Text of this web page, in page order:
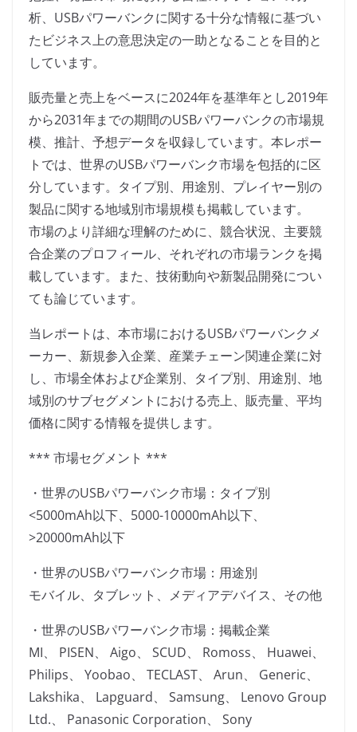
析、USBパワーバンクに関する十分な情報に基づい
たビジネス上の意思決定の一助となることを目的と
しています。
販売量と売上をベースに2024年を基準年とし2019年
から2031年までの期間のUSBパワーバンクの市場規
模、推計、予想データを収録しています。本レポー
トでは、世界のUSBパワーバンク市場を包括的に区
分しています。タイプ別、用途別、プレイヤー別の
製品に関する地域別市場規模も掲載しています。
市場のより詳細な理解のために、競合状況、主要競
合企業のプロフィール、それぞれの市場ランクを掲
載しています。また、技術動向や新製品開発につい
ても論じています。
当レポートは、本市場におけるUSBパワーバンクメ
ーカー、新規参入企業、産業チェーン関連企業に対
し、市場全体および企業別、タイプ別、用途別、地
域別のサブセグメントにおける売上、販売量、平均
価格に関する情報を提供します。
*** 市場セグメント ***
・世界のUSBパワーバンク市場：タイプ別
<5000mAh以下、5000-10000mAh以下、
>20000mAh以下
・世界のUSBパワーバンク市場：用途別
モバイル、タブレット、メディアデバイス、その他
・世界のUSBパワーバンク市場：掲載企業
MI、 PISEN、 Aigo、 SCUD、 Romoss、 Huawei、
Philips、 Yoobao、 TECLAST、 Arun、 Generic、
Lakshika、 Lapguard、 Samsung、 Lenovo Group
Ltd.、 Panasonic Corporation、 Sony